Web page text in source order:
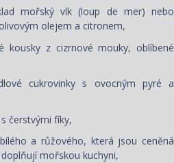
mořský vlk (loup de mer) nebo
olejem a citronem,
kousky z cizrnové mouky, oblíbené
cukrovinky s ovocným pyré a
čerstvými fíky,
a růžového, která jsou ceněná
mořskou kuchyni,